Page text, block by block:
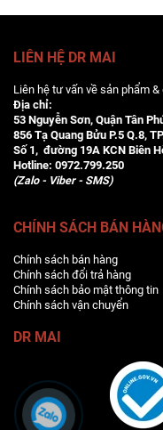
LIÊN HỆ DR MAI
Liên hệ tư vấn về sản phẩm &
Địa chỉ:
53 Nguyễn Sơn, Quận Tân
856 Tạ Quang Bửu P.5 Q.8,
Số 1, đường 19A KCN Biên
Hotline: 0972.799.250
(Zalo - Viber - SMS)
CHÍNH SÁCH BÁN
Chính sách bán hàng
Chính sách đổi trả hàng
Chính sách bảo mật thông tin
Chính sách vận chuyển
DR MAI